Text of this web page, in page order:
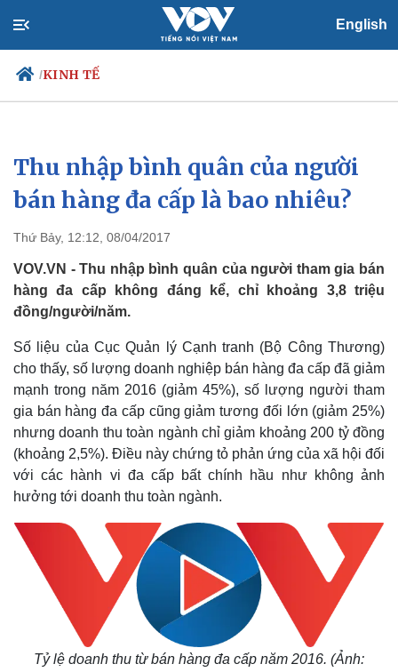
English
/KINH TẾ
Chính trị
Đảng
Tổ chức nhân sự
Nhận diện sự thật
Xã hội
Tin 24h
Dự báo thời tiết
Việc làm
Biển đảo
Thu nhập bình quân của người
bán hàng đa cấp là bao nhiêu?
Thứ Bảy, 12:12, 08/04/2017
VOV.VN - Thu nhập bình quân của người tham gia bán
hàng đa cấp không đáng kể, chỉ khoảng 3,8 triệu
đồng/người/năm.
Số liệu của Cục Quản lý Cạnh tranh (Bộ Công Thương)
cho thấy, số lượng doanh nghiệp bán hàng đa cấp đã giảm
mạnh trong năm 2016 (giảm 45%), số lượng người tham
gia bán hàng đa cấp cũng giảm tương đối lớn (giảm 25%)
nhưng doanh thu toàn ngành chỉ giảm khoảng 200 tỷ đồng
(khoảng 2,5%). Điều này chứng tỏ phản ứng của xã hội đối
với các hành vi đa cấp bất chính hầu như không ảnh
hưởng tới doanh thu toàn ngành.
Tỷ lệ doanh thu từ bán hàng đa cấp năm 2016. (Ảnh: